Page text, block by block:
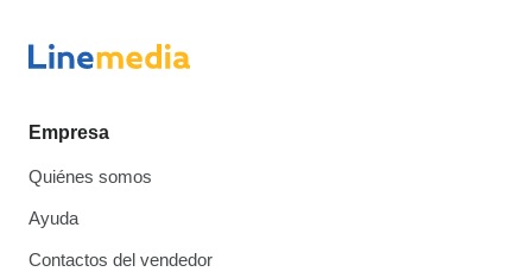
Empresa
Quiénes somos
Ayuda
Contactos del vendedor